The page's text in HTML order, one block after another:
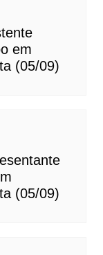
em
(05/09)
(05/09)